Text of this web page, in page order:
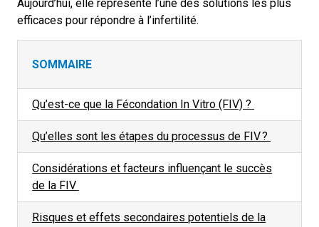
Aujourd’hui, elle représente l’une des solutions les plus
efficaces pour répondre à l’infertilité.
SOMMAIRE
Qu’est-ce que la Fécondation In Vitro (FIV) ?
Qu’elles sont les étapes du processus de FIV?
Considérations et facteurs influençant le succès
de la FIV
Risques et effets secondaires potentiels de la